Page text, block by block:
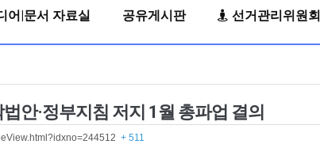
어|문서 자료실 공유게시판 선거관리위원회
안·정부지침 저지 1월 총파업 결의
+ 511